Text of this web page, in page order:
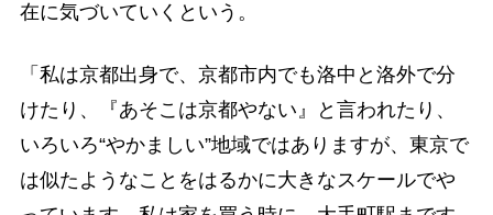
在に気づいていくという。
「私は京都出身で、京都市内でも洛中と洛外で分
けたり、『あそこは京都やない』と言われたり、
いろいろ“やかましい”地域ではありますが、東京で
は似たようなことをはるかに大きなスケールでや